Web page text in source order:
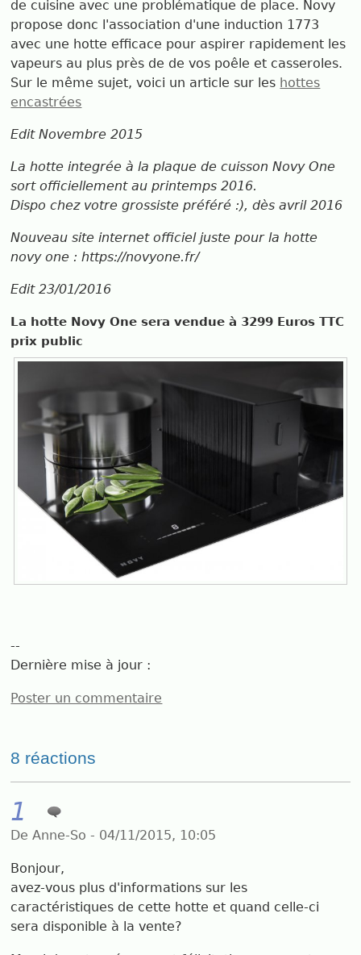
de cuisine avec une problématique de place. Novy
propose donc l'association d'une induction 1773
avec une hotte efficace pour aspirer rapidement les
vapeurs au plus près de de vos poêle et casseroles.
Sur le même sujet, voici un article sur les hottes
encastrées
Edit Novembre 2015
La hotte integrée à la plaque de cuisson Novy One
sort officiellement au printemps 2016.
Dispo chez votre grossiste préféré :), dès avril 2016
Nouveau site internet officiel juste pour la hotte
novy one : https://novyone.fr/
Edit 23/01/2016
La hotte Novy One sera vendue à 3299 Euros TTC
prix public
--
Dernière mise à jour :
Poster un commentaire
8 réactions
1
De Anne-So - 04/11/2015, 10:05
Bonjour,
avez-vous plus d'informations sur les
caractéristiques de cette hotte et quand celle-ci
sera disponible à la vente?